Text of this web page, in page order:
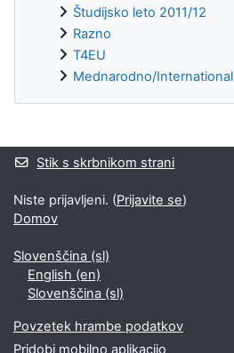
Študijsko leto 2011/12
Razno
T4EU
Mednarodno/International
Supplementary blocks
Stik s skrbnikom strani
Niste prijavljeni. (Prijavite se)
Domov
Slovenščina ‎(sl)‎
English ‎(en)‎
Slovenščina ‎(sl)‎
Povzetek hrambe podatkov
Pridobi mobilno aplikacijo